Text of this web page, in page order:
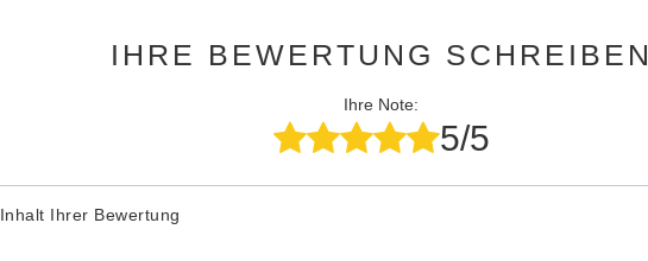
IHRE BEWERTUNG SCHREIBEN
Ihre Note:
5/5
Inhalt Ihrer Bewertung